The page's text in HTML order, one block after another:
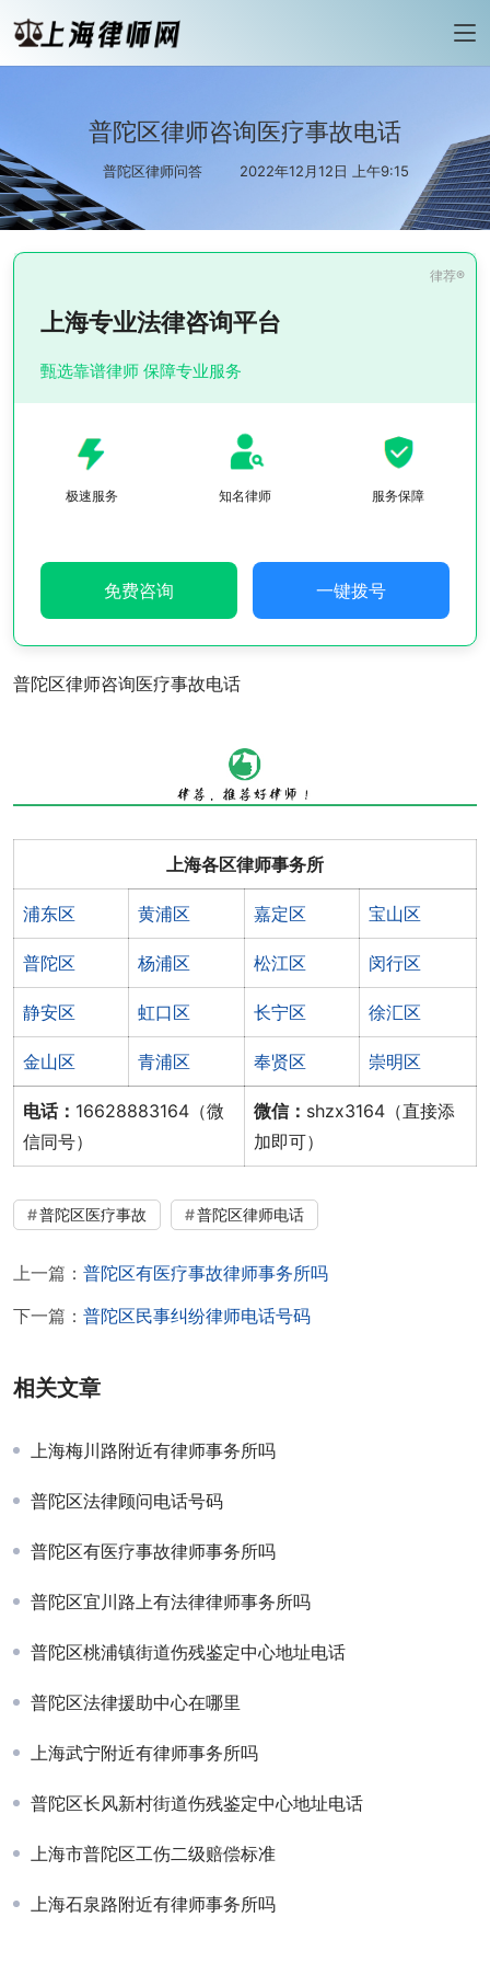
普陀区律师咨询医疗事故电话
普陀区律师问答 2022年12月12日 上午9:15
上海专业法律咨询平台
甄选靠谱律师 保障专业服务
极速服务 知名律师 服务保障
免费咨询 一键拨号
普陀区律师咨询医疗事故电话
上海各区律师事务所
浦东区 黄浦区 嘉定区 宝山区
普陀区 杨浦区 松江区 闵行区
静安区 虹口区 长宁区 徐汇区
金山区 青浦区 奉贤区 崇明区
电话： 16628883164（微
信同号）
微信： shzx3164（直接添
加即可）
普陀区医疗事故 普陀区律师电话
上一篇： 普陀区有医疗事故律师事务所吗
下一篇： 普陀区民事纠纷律师电话号码
相关文章
上海梅川路附近有律师事务所吗
普陀区法律顾问电话号码
普陀区有医疗事故律师事务所吗
普陀区宜川路上有法律律师事务所吗
普陀区桃浦镇街道伤残鉴定中心地址电话
普陀区法律援助中心在哪里
上海武宁附近有律师事务所吗
普陀区长风新村街道伤残鉴定中心地址电话
上海市普陀区工伤二级赔偿标准
上海石泉路附近有律师事务所吗